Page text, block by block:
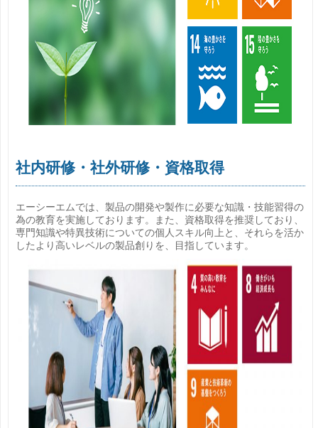
社内研修・社外研修・資格取得
エーシーエムでは、製品の開発や製作に必要な知識・技能習得の
為の教育を実施しております。また、資格取得を推奨しており、
専門知識や特異技術についての個人スキル向上と、それらを活か
したより高いレベルの製品創りを、目指しています。